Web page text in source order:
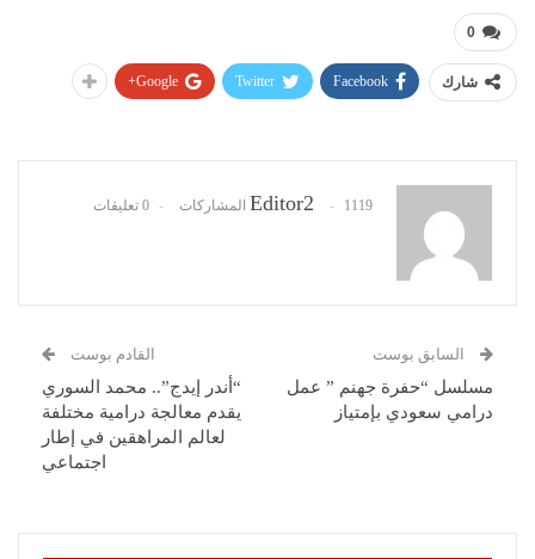
0
شارك Facebook
Twitter
Google+
Editor2 1119 المشاركات 0 تعليقات
السابق بوست
مسلسل “حفرة جهنم ” عمل
درامي سعودي بإمتياز
القادم بوست
“أندر إيدج”.. محمد السوري
يقدم معالجة درامية مختلفة
لعالم المراهقين في إطار
اجتماعي